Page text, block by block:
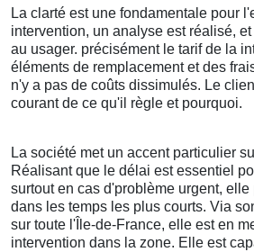
La clarté est une fondamentale pour
intervention, un analyse est réalisé,
au usager. précisément le tarif de la
éléments de remplacement et des
n'y a pas de coûts dissimulés. Le
courant de ce qu'il règle et pourquoi.
La société met un accent particulier
Réalisant que le délai est essentiel
surtout en cas d'problème urgent,
dans les temps les plus courts. Via
sur toute l'Île-de-France, elle est en
intervention dans la zone. Elle est